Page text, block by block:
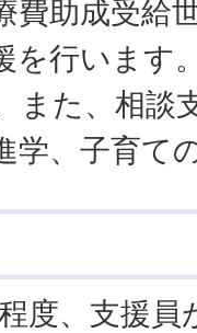
費助成受給
を行います
また、相談
学、子育て
度、支援